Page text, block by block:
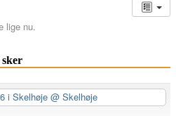
lige nu.
i Skelhøje@ Skelhøje